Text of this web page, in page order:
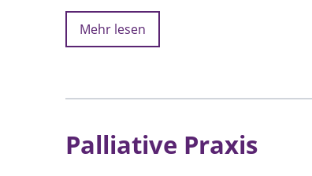
Mehr lesen
Palliative Praxis